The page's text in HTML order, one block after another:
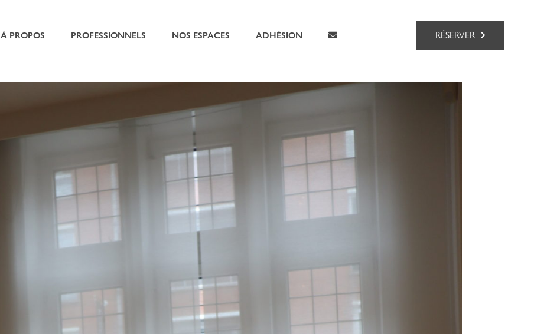
À PROPOS PROFESSIONNELS NOS ESPACES ADHÉSION RÉSERVER